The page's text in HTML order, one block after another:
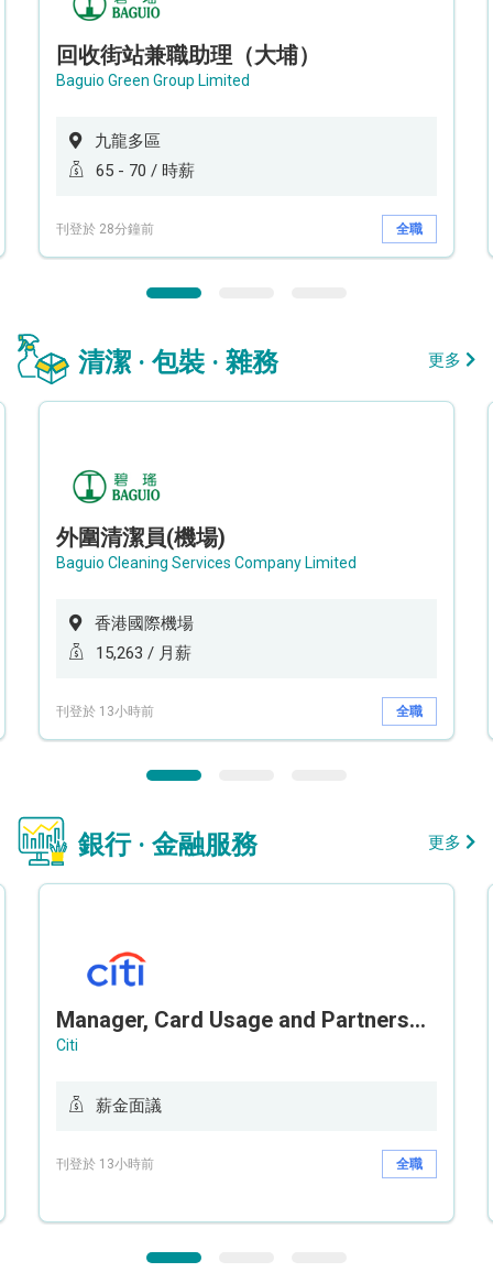
回收街站兼職助理（大埔）
Baguio Green Group Limited
九龍多區
65 - 70 / 時薪
刊登於 28分鐘前 全職
清潔 · 包裝 · 雜務 更多
外圍清潔員(機場)
Baguio Cleaning Services Company Limited
香港國際機場
15,263 / 月薪
刊登於 13小時前 全職
銀行 · 金融服務 更多
Manager, Card Usage and Partnership
Citi
薪金面議
刊登於 13小時前 全職